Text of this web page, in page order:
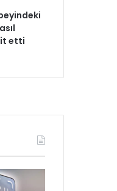
etti